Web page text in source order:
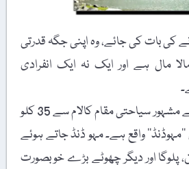
بات کی جائے، وہ اپنی جگہ قدرتی
مال ہے اور ایک نہ ایک انفرادی
ضلع سوات کے سب سے مشہور سیاحتی مقام کالام سے 35 کلو
واقع ہے۔ مہو ڈنڈ جاتے ہوئے
پلوگا اور دیگر چھوٹے بڑے خوبصورت